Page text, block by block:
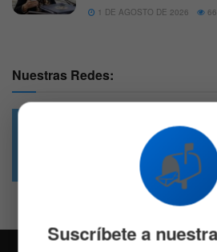
1 DE AGOSTO DE 2026
Nuestras Redes:
4.7k
Followers
📬
Suscríbete a